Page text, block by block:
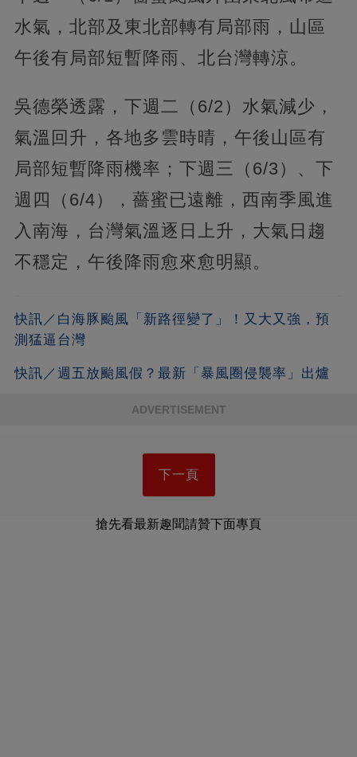
水氣，北部及東北部轉有局部雨，山區
午後有局部短暫降雨、北台灣轉涼。
吳德榮透露，下週二（6/2）水氣減少，
氣溫回升，各地多雲時晴，午後山區有
局部短暫降雨機率；下週三（6/3）、下
週四（6/4），薔蜜已遠離，西南季風進
入南海，台灣氣溫逐日上升，大氣日趨
不穩定，午後降雨愈來愈明顯。
快訊／白海豚颱風「新路徑變了」！又大又強，預
測猛逼台灣
快訊／週五放颱風假？最新「暴風圈侵襲率」出爐
ADVERTISEMENT
下一頁
搶先看最新趣聞請贊下面專頁